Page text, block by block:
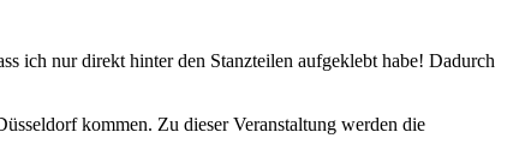
ich nur direkt hinter den Stanzteilen aufgeklebt habe! Dadurch
kommen. Zu dieser Veranstaltung werden die